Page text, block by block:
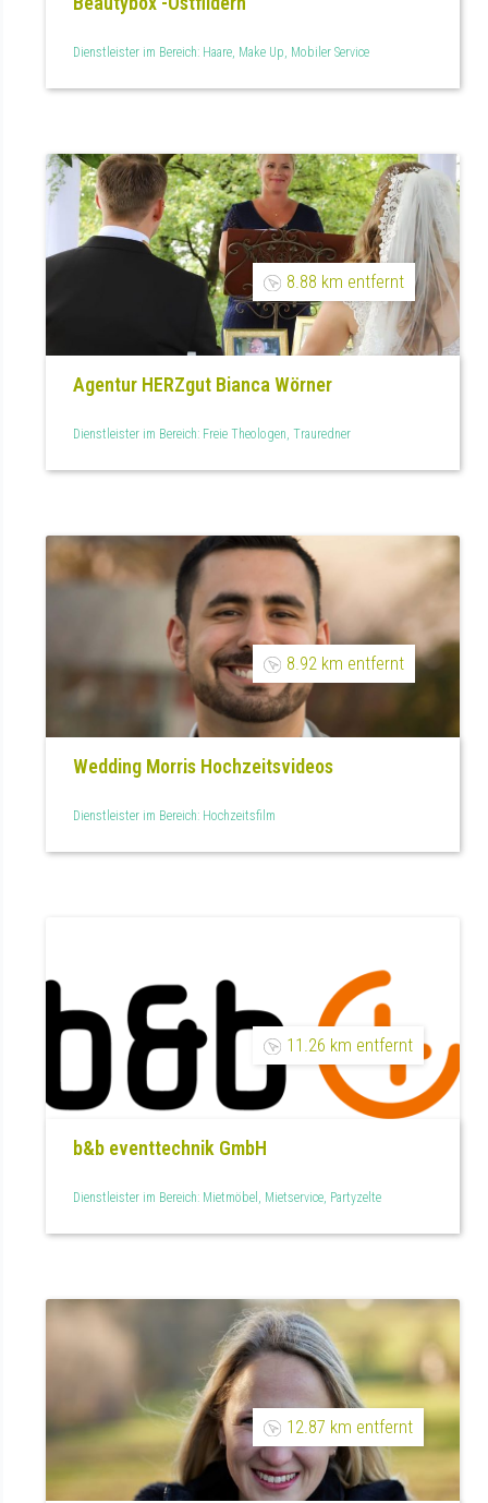
Dienstleister im Bereich: Haare, Make Up, Mobiler Service
8.88 km entfernt
Agentur HERZgut Bianca Wörner
Dienstleister im Bereich: Freie Theologen, Trauredner
8.92 km entfernt
Wedding Morris Hochzeitsvideos
Dienstleister im Bereich: Hochzeitsfilm
11.26 km entfernt
b&b eventtechnik GmbH
Dienstleister im Bereich: Mietmöbel, Mietservice, Partyzelte
12.87 km entfernt